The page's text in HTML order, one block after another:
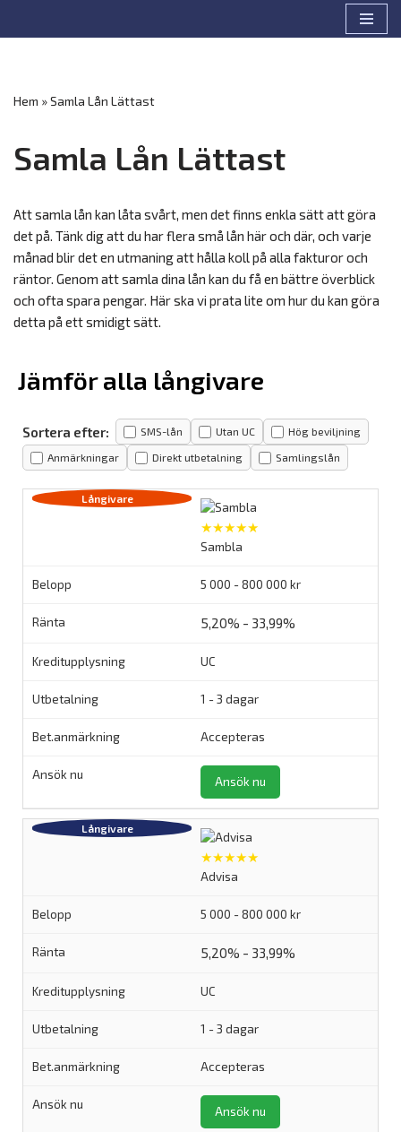
Hem »Samla Lån Lättast
Samla Lån Lättast
Att samla lån kan låta svårt, men det finns enkla sätt att göra
det på. Tänk dig att du har flera små lån här och där, och varje
månad blir det en utmaning att hålla koll på alla fakturor och
räntor. Genom att samla dina lån kan du få en bättre överblick
och ofta spara pengar. Här ska vi prata lite om hur du kan göra
detta på ett smidigt sätt.
Jämför alla långivare
Sortera efter: SMS-lån Utan UC Hög beviljning
Anmärkningar Direkt utbetalning Samlingslån
★★★★★
Sambla
5 000 - 800 000 kr
5,20% - 33,99%
UC
1 - 3 dagar
Accepteras
Ansök nu
★★★★★
Advisa
5 000 - 800 000 kr
5,20% - 33,99%
UC
1 - 3 dagar
Accepteras
Ansök nu